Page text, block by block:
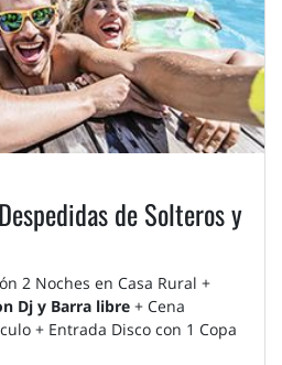
de Solteros y
2 Noches en Casa Rural +
Dj y Barra libre + Cena
+ Entrada Disco con 1 Copa